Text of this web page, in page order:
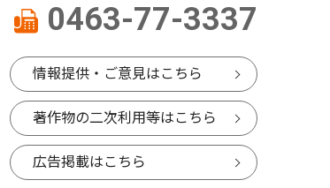
0463-77-3337
情報提供・ご意見はこちら
著作物の二次利用等はこちら
広告掲載はこちら